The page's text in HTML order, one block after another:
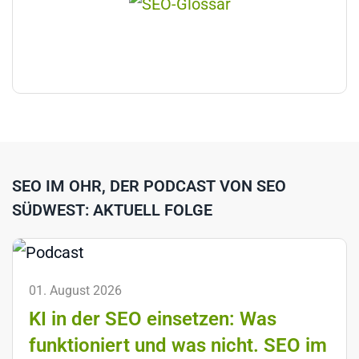
SEO IM OHR, DER PODCAST VON SEO
SÜDWEST: AKTUELL FOLGE
01. August 2026
KI in der SEO einsetzen: Was
funktioniert und was nicht. SEO im